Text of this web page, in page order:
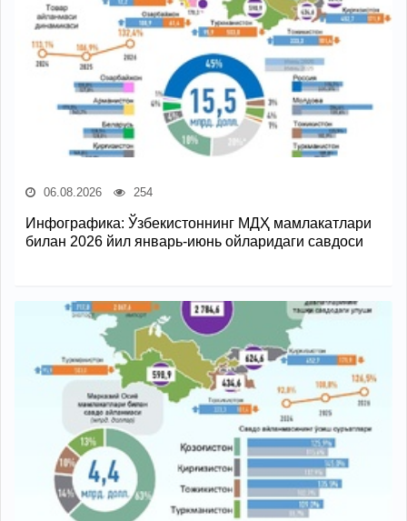
06.08.2026 254
Инфографика: Ўзбекистоннинг МДҲ мамлакатлари
билан 2026 йил январь-июнь ойларидаги савдоси